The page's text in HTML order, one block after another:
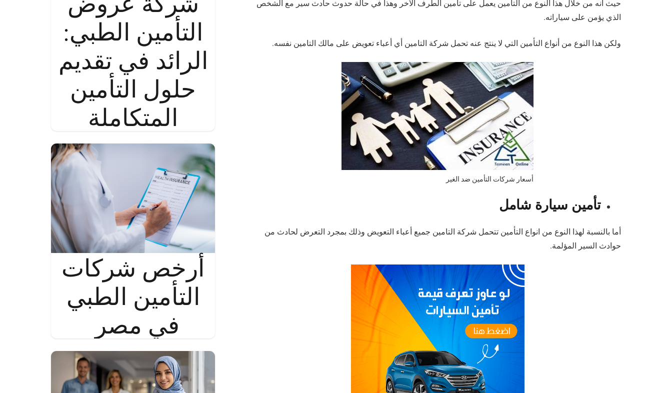
حيث انه من خلال هذا النوع من التامين يعمل على تأمين الطرف الآخر وهذا في حالة حدوث حادث سير مع الشخص
الذي يؤمن على سياراته.
ولكن هذا النوع من أنواع التأمين التي لا ينتج عنه تحمل شركة التامين أي أعباء تعويض على مالك التامين نفسه.
أسعار شركات التأمين ضد الغير
تأمين سيارة شامل
أما بالنسبة لهذا النوع من انواع التأمين تتحمل شركة التامين جميع أعباء التعويض وذلك بمجرد التعرض لحادث من
حوادث السير المؤلمة.
التأمين الطبي:
الرائد في تقديم
حلول التأمين
المتكاملة
أرخص شركات
التأمين الطبي
في مصر